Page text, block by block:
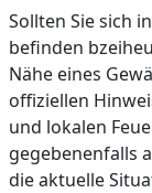
Sollten Sie sich
befinden
Nähe eines
offiziellen
und lokalen
gegebenenfalls
die aktuelle